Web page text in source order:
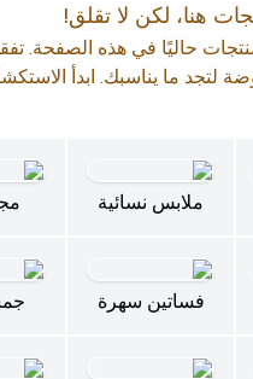
هنا، لكن لا تقلق!
حاليًا في هذه الصفحة. تفقد
لتجد ما يناسبك. ابدأ
ملابس نسائية
فساتين سهرة